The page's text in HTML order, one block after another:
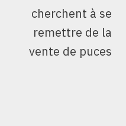
cherchent à se
remettre de la
vente de puces